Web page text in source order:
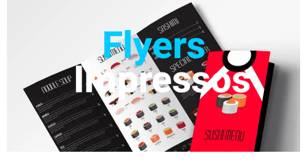
Flyers
Impressos